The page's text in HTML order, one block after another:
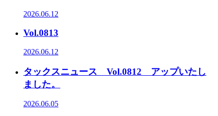
2026.06.12
Vol.0813
2026.06.12
タックスニュース Vol.0812 アップいたし
ました。
2026.06.05